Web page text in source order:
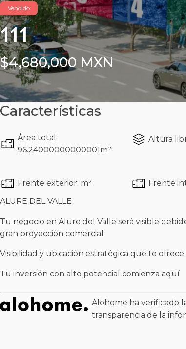
Vendido
111
$4,680,000 MXN
Características
Área total:
96.24000000000001m²
Altura
Frente exterior: m²
Frente
ALURE DEL VALLE
Tu negocio en Alure del Valle será visible
gran proyección comercial.
Visibilidad y ubicación estratégica que te
Tu inversión con alto potencial comienza aquí
Alohome ha verificado
transparencia de la